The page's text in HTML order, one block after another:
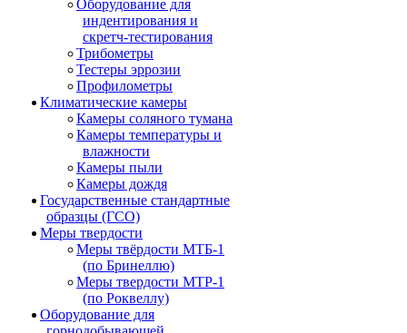
Оборудование для
индентирования и
скретч-тестирования
Трибометры
Тестеры эррозии
Профилометры
Климатические камеры
Камеры соляного тумана
Камеры температуры и
влажности
Камеры пыли
Камеры дождя
Государственные стандартные
образцы (ГСО)
Меры твердости
Меры твёрдости МТБ-1
(по Бринеллю)
Меры твердости МТР-1
(по Роквеллу)
Оборудование для